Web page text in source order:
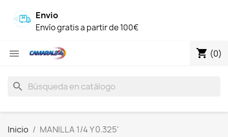
Envio
Envío gratis a partir de 100€
 shopping_cart (0)
search
Inicio MANILLA 1/4 Y 0.325'